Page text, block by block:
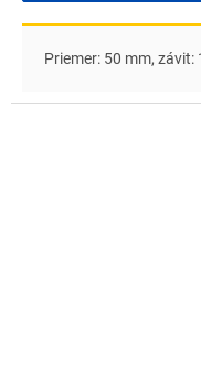
Priemer: 50 mm,